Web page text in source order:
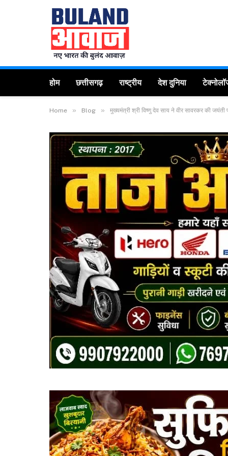
होम छत्तीसगढ़ राष्ट्रीय देश दुनिया
Home » Blog » मुख्यमंत्री श्री विष्णु देव साय ने वीर सावरकर की जयंती